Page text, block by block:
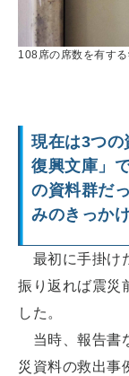
108席の席数を有す
現在は3つの
復興文庫」
の資料群だ
みのきっか
最初に手掛け
振り返れば震災
した。
当時、報告書
災資料の救出事